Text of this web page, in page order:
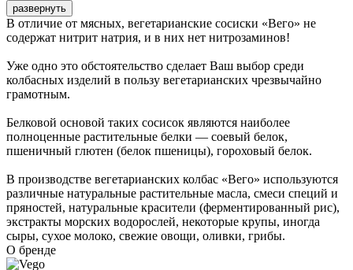
развернуть
В отличие от мясных, вегетарианские сосиски «Вего» не
содержат нитрит натрия, и в них нет нитрозаминов!
Уже одно это обстоятельство сделает Ваш выбор среди
колбасных изделий в пользу вегетарианских чрезвычайно
грамотным.
Белковой основой таких сосисок являются наиболее
полноценные растительные белки — соевый белок,
пшеничный глютен (белок пшеницы), гороховый белок.
В производстве вегетарианских колбас «Вего» используются
различные натуральные растительные масла, смеси специй и
пряностей, натуральные красители (ферментированный рис),
экстракты морских водорослей, некоторые крупы, иногда
сыры, сухое молоко, свежие овощи, оливки, грибы.
О бренде